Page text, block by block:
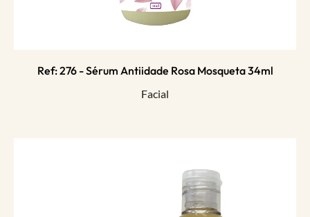
Ref: 276 - Sérum Antiidade Rosa Mosqueta 34ml
Facial